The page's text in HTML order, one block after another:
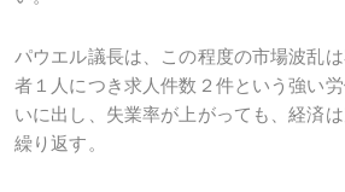
パウエル議長は、この程度の市場波乱
者１人につき求人件数２件という強い
いに出し、失業率が上がっても、経済
繰り返す。